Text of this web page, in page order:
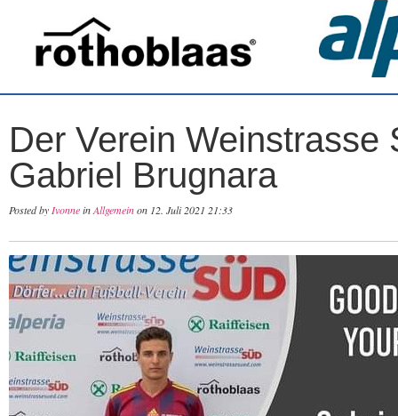
Der Verein
Gabriel Brugnara
Posted by IvonneinAllgemeinon 12. Juli 2021 21:33